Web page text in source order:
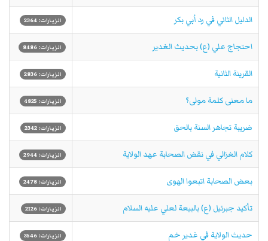
الدليل الثاني في رد أبي بكر الزيارات: 2364
احتجاج علي (ع) بحديث الغدير الزيارات: 8486
القرينة الثانية الزيارات: 2836
ما معنى كلمة مولى؟ الزيارات: 4825
ضريبة تجاهر السنة بالحق الزيارات: 2342
كلام الغزالي في نقض الصحابة عهد الولاية الزيارات: 2944
بعض الصحابة اتبعوا الهوى الزيارات: 2478
تأكيد جبرئيل (ع) بالبيعة لعلي عليه السلام الزيارات: 2126
حديث الولاية في غدير خم الزيارات: 3546